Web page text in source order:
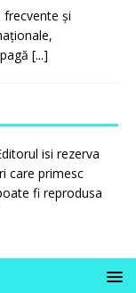
și
[...]
isi rezerva
care primesc
fi reprodusa